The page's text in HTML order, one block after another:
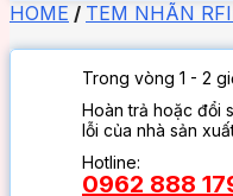
HOME / TEM NHÃN
Trong vòng 1 - 2
Hoàn trả hoặc đổi
lỗi của nhà sản
Hotline:
0962 888